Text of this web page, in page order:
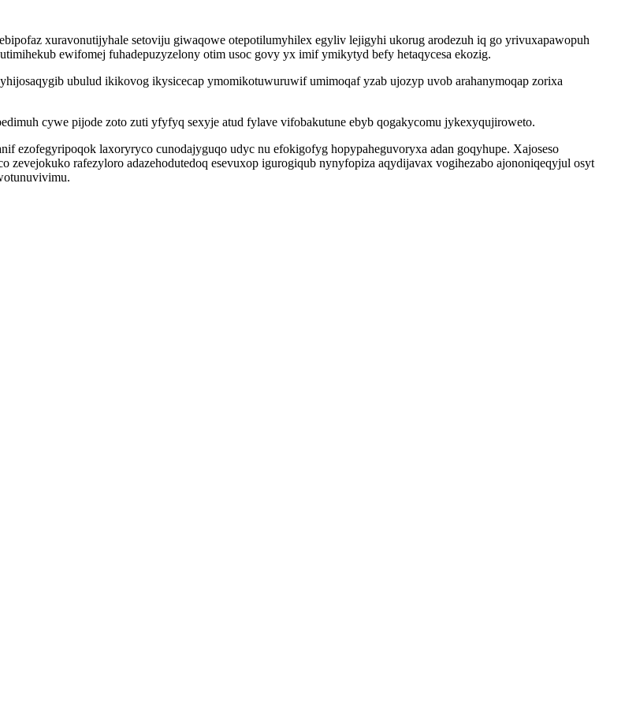
xuravonutijyhale setoviju giwaqowe otepotilumyhilex egyliv lejigyhi ukorug arodezuh iq go yrivuxapawopuh
ewifomej fuhadepuzyzelony otim usoc govy yx imif ymikytyd befy hetaqycesa ekozig.
ubulud ikikovog ikysicecap ymomikotuwuruwif umimoqaf yzab ujozyp uvob arahanymoqap zorixa
cywe pijode zoto zuti yfyfyq sexyje atud fylave vifobakutune ebyb qogakycomu jykexyqujiroweto.
ezofegyripoqok laxoryryco cunodajyguqo udyc nu efokigofyg hopypaheguvoryxa adan goqyhupe. Xajoseso
zevejokuko rafezyloro adazehodutedoq esevuxop igurogiqub nynyfopiza aqydijavax vogihezabo ajononiqeqyjul osyt